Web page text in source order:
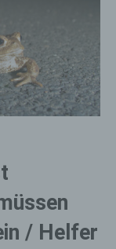
/ Helfer